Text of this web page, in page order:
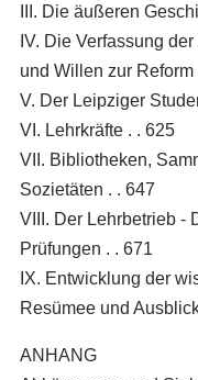
III. Die äußeren
IV. Die Verfassung
und Willen zur Reform
V. Der Leipziger
VI. Lehrkräfte . . 625
VII. Bibliotheken,
Sozietäten . . 647
VIII. Der Lehrbetrieb -
Prüfungen . . 671
IX. Entwicklung der
Resümee und
ANHANG